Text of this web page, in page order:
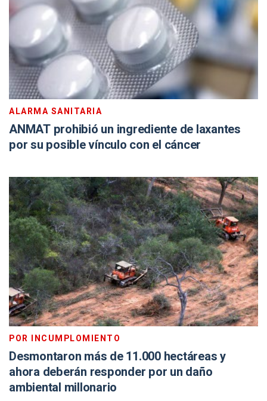
ALARMA SANITARIA
ANMAT prohibió un ingrediente de laxantes
por su posible vínculo con el cáncer
POR INCUMPLOMIENTO
Desmontaron más de 11.000 hectáreas y
ahora deberán responder por un daño
ambiental millonario